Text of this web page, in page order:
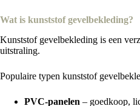
Wat is kunststof gevelbekleding?
Kunststof gevelbekleding is een
uitstraling.
Populaire typen kunststof
PVC-panelen – goedkoop,